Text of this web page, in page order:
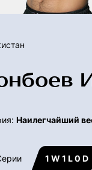
Наилегчайший
1 W 1 L 0 D